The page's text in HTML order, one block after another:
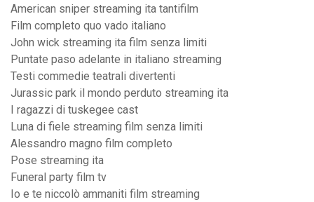
American sniper streaming ita tantifilm
Film completo quo vado italiano
John wick streaming ita film senza limiti
Puntate paso adelante in italiano streaming
Testi commedie teatrali divertenti
Jurassic park il mondo perduto streaming ita
I ragazzi di tuskegee cast
Luna di fiele streaming film senza limiti
Alessandro magno film completo
Pose streaming ita
Funeral party film tv
Io e te niccolò ammaniti film streaming